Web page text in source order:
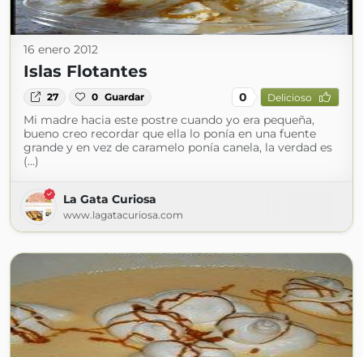
16 enero 2012
Islas Flotantes
27 0 Guardar 0 Delicioso
Mi madre hacia este postre cuando yo era pequeña,
bueno creo recordar que ella lo ponía en una fuente
grande y en vez de caramelo ponía canela, la verdad es
(...)
La Gata Curiosa
www.lagatacuriosa.com